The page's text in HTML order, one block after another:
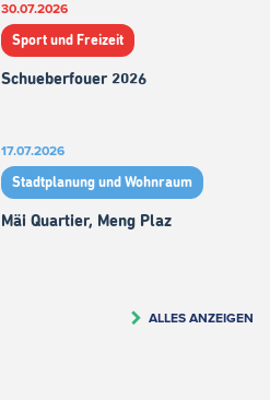
30.07.2026
Sport und Freizeit
Schueberfouer 2026
17.07.2026
Stadtplanung und Wohnraum
Mäi Quartier, Meng Plaz
ALLES ANZEIGEN